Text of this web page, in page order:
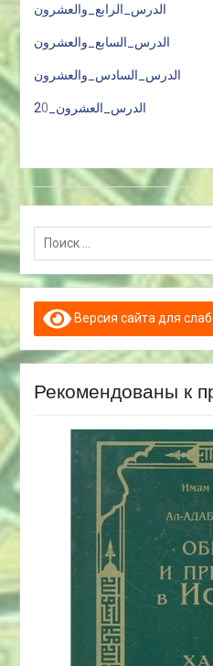
الدرس_الرابع_والعشرون
الدرس_السابع_والعشرون
الدرس_السادس_والعشرون
الدرس_العشرون_2 0
Поиск:
Версия сайта для
Рекомендованы к